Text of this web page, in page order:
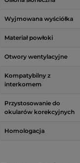
Wyjmowana wyściółka
Materiał powłoki
Otwory wentylacyjne
Kompatybilny z
interkomem
Przystosowanie do
okularów korekcyjnych
Homologacja